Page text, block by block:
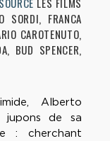
SORDI, FRANCA
CAROTENUTO,
BUD SPENCER,
Alberto
jupons de sa
: cherchant